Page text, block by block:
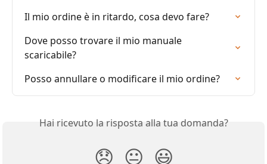
Il mio ordine è in ritardo, cosa devo fare?
Dove posso trovare il mio manuale
scaricabile?
Posso annullare o modificare il mio ordine?
Hai ricevuto la risposta alla tua domanda?
😞 😐 😃